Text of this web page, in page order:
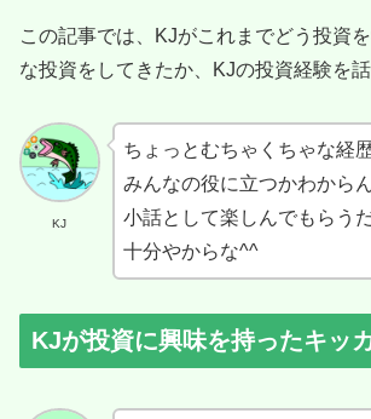
この記事では、KJがこれまでどう投資
な投資をしてきたか、KJの投資経験を話
KJ
ちょっとむちゃくちゃな経
みんなの役に立つかわからん
小話として楽しんでもらう
十分やからな^^
KJが投資に興味を持ったキッ